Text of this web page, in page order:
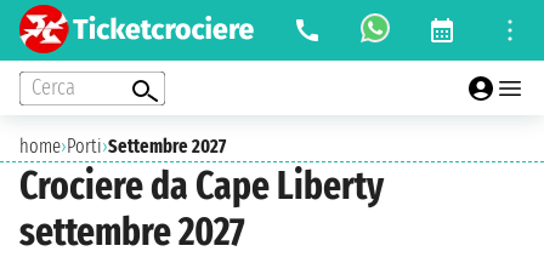
Cerca
home›Porti›Settembre 2027
Crociere da Cape Liberty
settembre 2027